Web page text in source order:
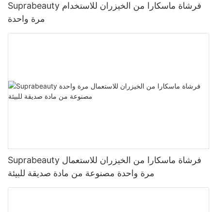
Suprabeauty فرشاة ماسكارا من الخيزران للاستخدام
مرة واحدة
Suprabeauty فرشاة ماسكارا من الخيزران للاستعمال
مرة واحدة مصنوعة من مادة صديقة للبيئة